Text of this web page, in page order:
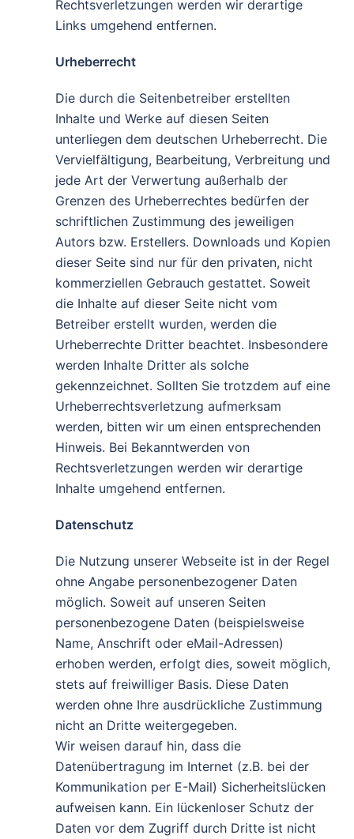
Rechtsverletzungen werden wir derartige
Links umgehend entfernen.
Urheberrecht
Die durch die Seitenbetreiber erstellten
Inhalte und Werke auf diesen Seiten
unterliegen dem deutschen Urheberrecht. Die
Vervielfältigung, Bearbeitung, Verbreitung und
jede Art der Verwertung außerhalb der
Grenzen des Urheberrechtes bedürfen der
schriftlichen Zustimmung des jeweiligen
Autors bzw. Erstellers. Downloads und Kopien
dieser Seite sind nur für den privaten, nicht
kommerziellen Gebrauch gestattet. Soweit
die Inhalte auf dieser Seite nicht vom
Betreiber erstellt wurden, werden die
Urheberrechte Dritter beachtet. Insbesondere
werden Inhalte Dritter als solche
gekennzeichnet. Sollten Sie trotzdem auf eine
Urheberrechtsverletzung aufmerksam
werden, bitten wir um einen entsprechenden
Hinweis. Bei Bekanntwerden von
Rechtsverletzungen werden wir derartige
Inhalte umgehend entfernen.
Datenschutz
Die Nutzung unserer Webseite ist in der Regel
ohne Angabe personenbezogener Daten
möglich. Soweit auf unseren Seiten
personenbezogene Daten (beispielsweise
Name, Anschrift oder eMail-Adressen)
erhoben werden, erfolgt dies, soweit möglich,
stets auf freiwilliger Basis. Diese Daten
werden ohne Ihre ausdrückliche Zustimmung
nicht an Dritte weitergegeben.
Wir weisen darauf hin, dass die
Datenübertragung im Internet (z.B. bei der
Kommunikation per E-Mail) Sicherheitslücken
aufweisen kann. Ein lückenloser Schutz der
Daten vor dem Zugriff durch Dritte ist nicht